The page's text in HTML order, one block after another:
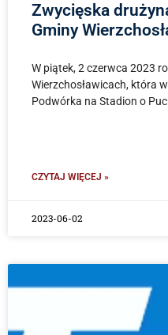
Zwycięska
Gminy
W piątek, 2 czerwca 2023
Wierzchosławicach, która
Podwórka na Stadion o
CZYTAJ WIĘCEJ »
2023-06-02